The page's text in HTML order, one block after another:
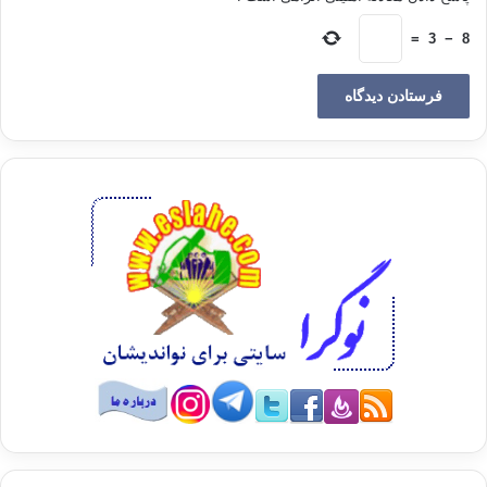
سابقین اولین از
مهاجران و انصار(رض)
در سنت و امامت فردی
بر اساس قرآن تنها شخص رسول اکرم الگو و اسوه‌ی ما مسلمانان می‌باشد؛
و هیچ احدی غیر از نبی معصوم را شایسته نیست که الگوی تمام عیار انسان
اگر از این الگو اشتباهی یا خطای غیرعمدی سرزند به وسیله‌ی وحی این خطا
خواهد گردید تا پیروان دچار ارتکاب خطای اجتهادی پیامبر نشوند. در قرآن
پیامبر(ص) و عبدالله ابن ام مکتوم(رض) در سوره‌ی عبس و نمونه‌های دیگری نیز
این مدعاست. اولین مفسر و تبیین‌گر قرآن بنا به نص صریح قرآن شخص رسول
8
−
3
=